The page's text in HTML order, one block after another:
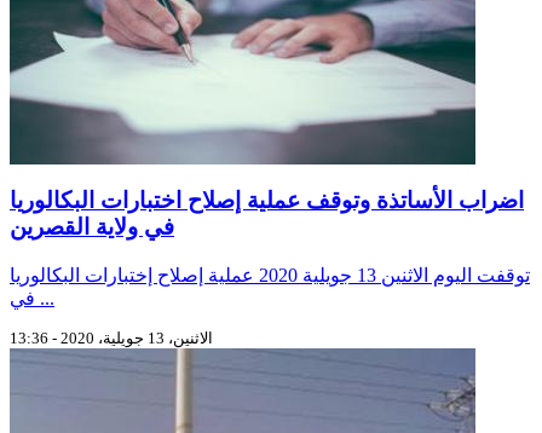
اضراب الأساتذة وتوقف عملية إصلاح اختبارات البكالوريا
في ولاية القصرين
توقفت اليوم الاثنين 13 جويلية 2020 عملية إصلاح إختبارات البكالوريا
في ...
الاثنين، 13 جويلية، 2020 - 13:36